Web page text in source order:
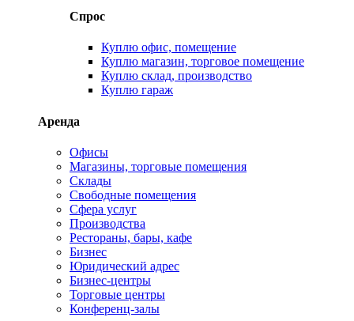
Спрос
Куплю офис, помещение
Куплю магазин, торговое помещение
Куплю склад, производство
Куплю гараж
Аренда
Офисы
Магазины, торговые помещения
Склады
Свободные помещения
Сфера услуг
Производства
Рестораны, бары, кафе
Бизнес
Юридический адрес
Бизнес-центры
Торговые центры
Конференц-залы